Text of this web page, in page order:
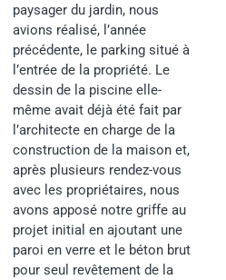
paysager du jardin, nous
avions réalisé, l’année
précédente, le parking situé à
l’entrée de la propriété. Le
dessin de la piscine elle-
même avait déjà été fait par
l’architecte en charge de la
construction de la maison et,
après plusieurs rendez-vous
avec les propriétaires, nous
avons apposé notre griffe au
projet initial en ajoutant une
paroi en verre et le béton brut
pour seul revêtement de la